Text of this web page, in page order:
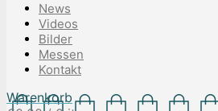
News
Videos
Bilder
Messen
Kontakt
Warenkorb